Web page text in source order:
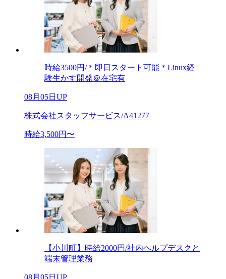
時給3500円/＊即日スタート可能＊Linux経
験生かす開発＠在宅有
08月05日UP
株式会社スタッフサービス/A41277
時給3,500円〜
【小川町】時給2000円/社内ヘルプデスクと
端末管理業務